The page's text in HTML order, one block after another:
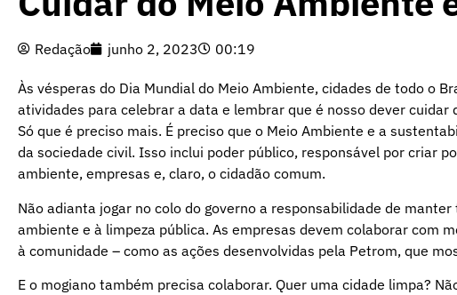
Redação junho 2, 2023 00:19
Às vésperas do Dia Mundial do Meio Ambiente, cidades de todo o
atividades para celebrar a data e lembrar que é nosso dever cuidar
Só que é preciso mais. É preciso que o Meio Ambiente e a
da sociedade civil. Isso inclui poder público, responsável por criar
ambiente, empresas e, claro, o cidadão comum.
Não adianta jogar no colo do governo a responsabilidade de
ambiente e à limpeza pública. As empresas devem colaborar com
à comunidade – como as ações desenvolvidas pela Petrom, que
E o mogiano também precisa colaborar. Quer uma cidade limpa?